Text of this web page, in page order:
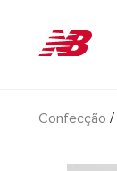
Confecção